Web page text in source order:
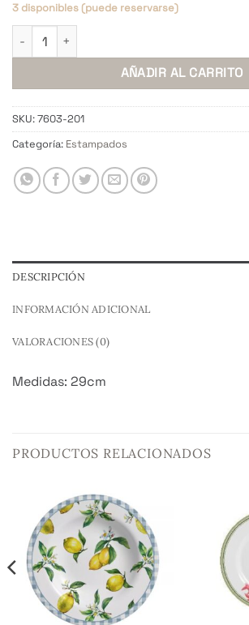
3 disponibles (puede reservarse)
Plato Principal Durban Matte Set x6
AÑADIR AL CARRITO
SKU:7603-201
Categoría: Estampados
DESCRIPCIÓN
INFORMACIÓN ADICIONAL
VALORACIONES (0)
Medidas: 29cm
PRODUCTOS RELACIONADOS